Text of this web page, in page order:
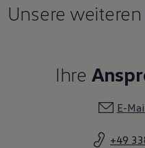
Unsere weiteren
Ihre
E-
+49